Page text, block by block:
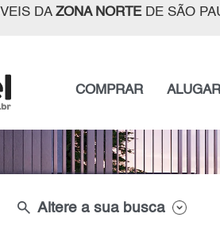
DA ZONA NORTEDE SÃO
COMPRAR ALUGAR
search Altere a sua busca